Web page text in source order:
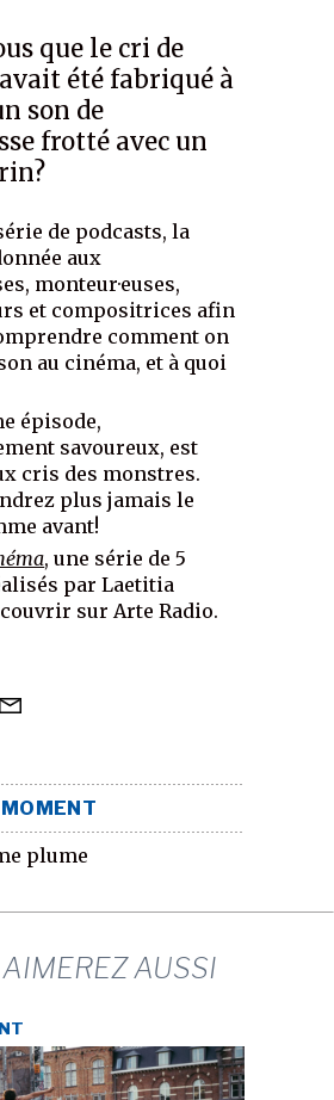
que le cri de
été fabriqué à
son de
frotté avec un
de podcasts, la
aux
monteur·euses,
et compositrices afin
comment on
au cinéma, et à quoi
épisode,
savoureux, est
cris des monstres.
plus jamais le
avant!
, une série de 5
par Laetitia
sur Arte Radio.
MOMENT
plume
AUSSI